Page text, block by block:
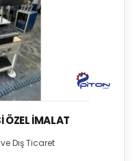
ÖZEL İMALAT
Dış Ticaret